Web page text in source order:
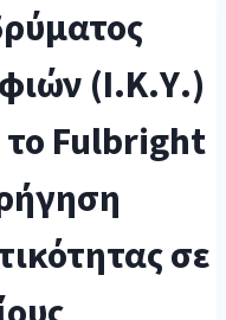
(Ι.Κ.Υ.)
το Fulbright
σε